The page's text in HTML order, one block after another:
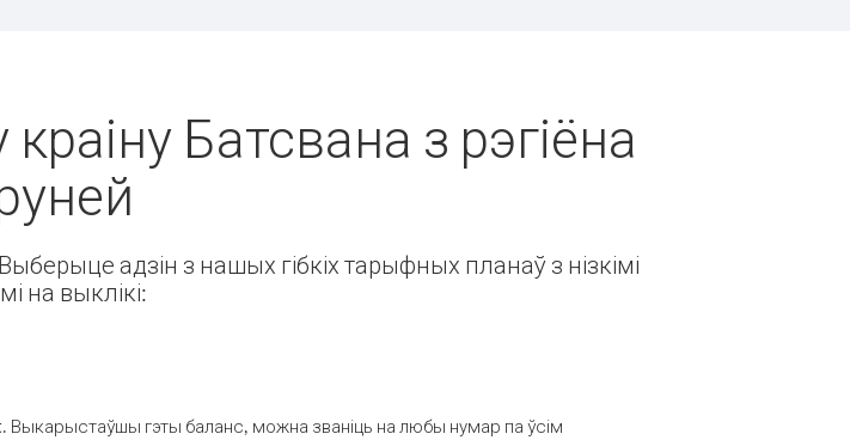
Батсвана з рэгіёна
адзін з нашых гібкіх тарыфных планаў з нізкімі
на выклікі:
Выкарыстаўшы гэты баланс, можна званіць на любы нумар па ўсім